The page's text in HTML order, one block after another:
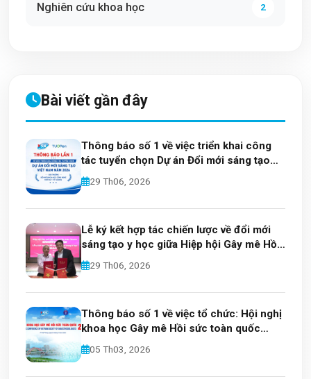
Nghiên cứu khoa học 2
Bài viết gần đây
Thông báo số 1 về việc triển khai công
tác tuyển chọn Dự án Đổi mới sáng tạo
Việt Nam năm 2026
29 Th06, 2026
Lễ ký kết hợp tác chiến lược về đổi mới
sáng tạo y học giữa Hiệp hội Gây mê Hồi
sức Việt Nam và Tập đoàn Tuoren
29 Th06, 2026
Thông báo số 1 về việc tổ chức: Hội nghị
khoa học Gây mê Hồi sức toàn quốc
202605 Th03, 2026